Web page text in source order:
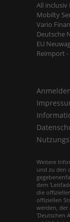
All inclusiv
Mobilty
Vario
Deutsche
EU
Reimport
Weitere
und zu den
dem
die
offiziellen
werden, der
'Deutschen